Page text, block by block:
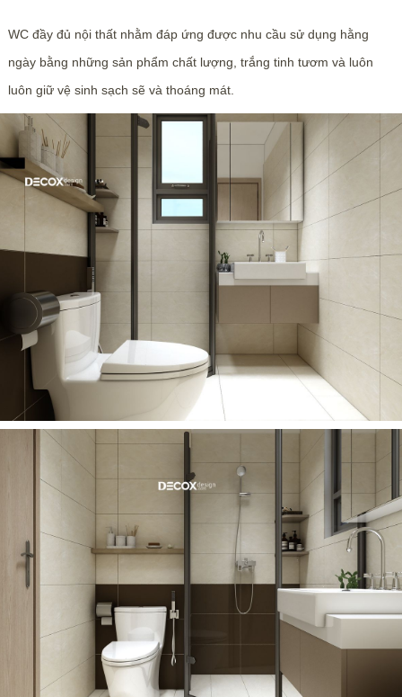
WC đầy đủ nội thất nhằm đáp ứng được nhu cầu sử dụng hằng
ngày bằng những sản phẩm chất lượng, trắng tinh tươm và luôn
luôn giữ vệ sinh sạch sẽ và thoáng mát.